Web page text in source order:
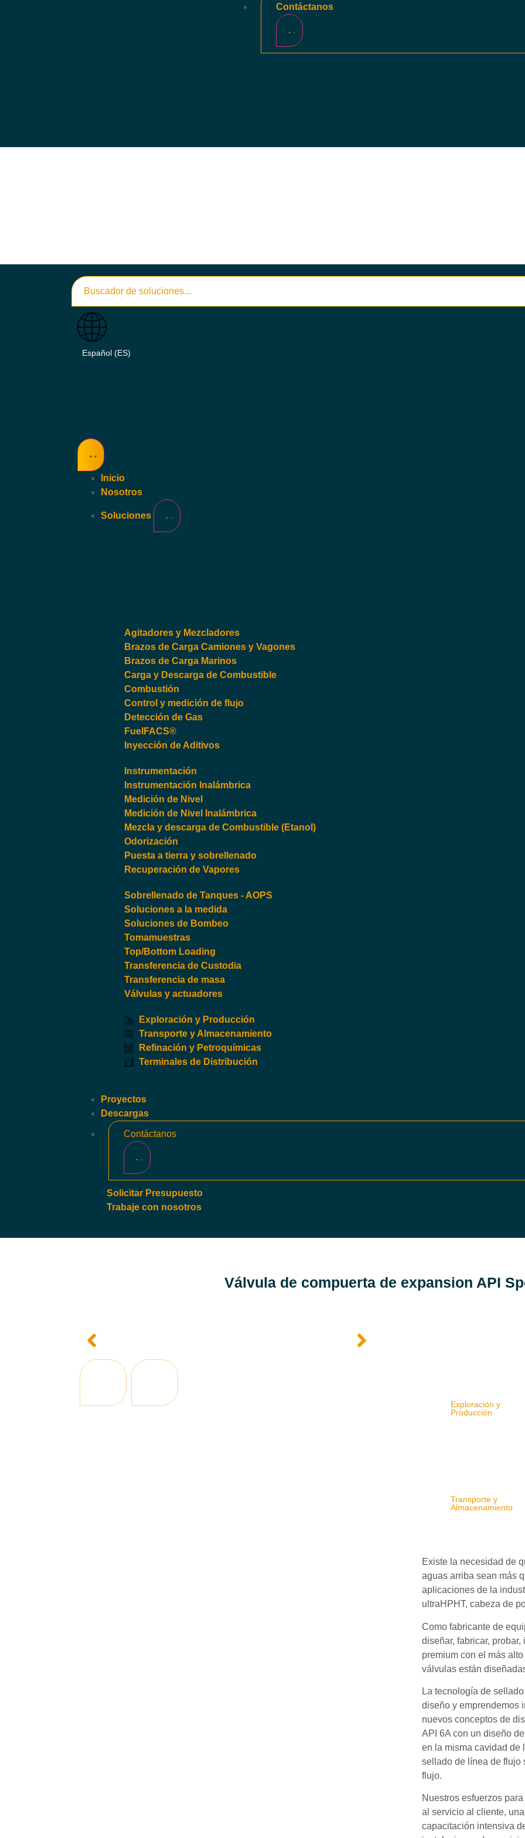
Contáctanos
Inicio
Nosotros
Soluciones
Agitadores y Mezcladores
Brazos de Carga Camiones y Vagones
Brazos de Carga Marinos
Carga y Descarga de Combustible
Combustión
Control y medición de flujo
Detección de Gas
FuelFACS®
Inyección de Aditivos
Instrumentación
Instrumentación Inalámbrica
Medición de Nivel
Medición de Nivel Inalámbrica
Mezcla y descarga de Combustible (Etanol)
Odorización
Puesta a tierra y sobrellenado
Recuperación de Vapores
Sobrellenado de Tanques - AOPS
Soluciones a la medida
Soluciones de Bombeo
Tomamuestras
Top/Bottom Loading
Transferencia de Custodia
Transferencia de masa
Válvulas y actuadores
Exploración y Producción
Transporte y Almacenamiento
Refinación y Petroquímicas
Terminales de Distribución
Proyectos
Descargas
Contáctanos
Solicitar Presupuesto
Trabaje con nosotros
Válvula de compuerta de expansion API
Exploración y
Producción
Transporte y
Almacenamiento
Existe la necesidad de
aguas arriba sean más
aplicaciones de la
ultraHPHT, cabeza de
Como fabricante de
diseñar, fabricar,
premium con el más
válvulas están
La tecnología de
diseño y emprendemos
nuevos conceptos de
API 6A con un diseño
en la misma cavidad de
sellado de línea de flujo
flujo.
Nuestros esfuerzos
al servicio al cliente,
capacitación intensiva